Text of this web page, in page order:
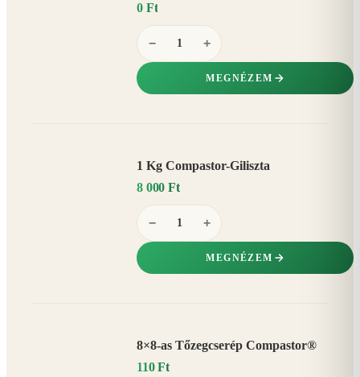
0 Ft
− +
MEGNÉZEM
1 Kg Compastor-Giliszta
8 000 Ft
− +
MEGNÉZEM
8×8-as Tőzegcserép Compastor®
110 Ft